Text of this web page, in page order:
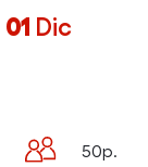
01 Dic
50p.